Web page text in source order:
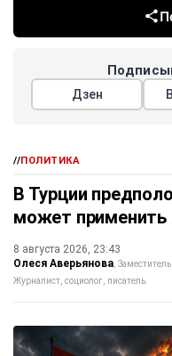
Дзен
//ПОЛИТИКА
В Турции
может применить
8 августа 2026, 23:43
Олеся Аверьянова
Журналист, социолог, писатель.